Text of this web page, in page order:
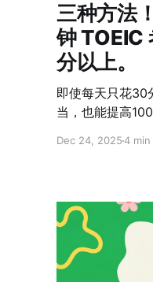
三种方法
钟 TOEIC
分以上。
即使每天只花30
当，也能提高
Dec 24, 20254 min